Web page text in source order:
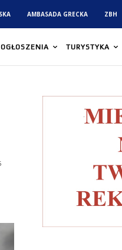
AMBASADA GRECKA ZBH
OGŁOSZENIA TURYSTYKA